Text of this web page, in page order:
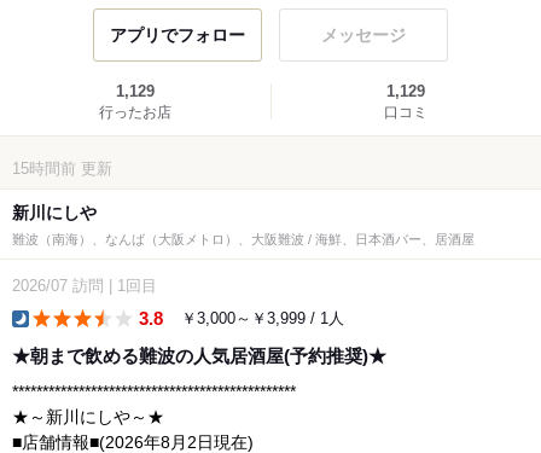
アプリでフォロー メッセージ
1,129
行ったお店
1,129
口コミ
15時間前 更新
新川にしや
難波（南海）、なんば（大阪メトロ）、大阪難波 / 海鮮、日本酒バー、居酒屋
2026/07 訪問 1回目
3.8 ￥3,000～￥3,999 / 1人
★朝まで飲める難波の人気居酒屋(予約推奨)★
***********************************************
★～新川にしや～★
■店舗情報■(2026年8月2日現在)